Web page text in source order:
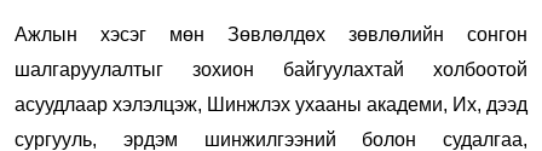
Ажлын хэсэг мөн Зөвлөлдөх зөвлөлийн сонгон
шалгаруулалтыг зохион байгуулахтай холбоотой
асуудлаар хэлэлцэж, Шинжлэх ухааны академи, Их, дээд
сургууль, эрдэм шинжилгээний болон судалгаа,